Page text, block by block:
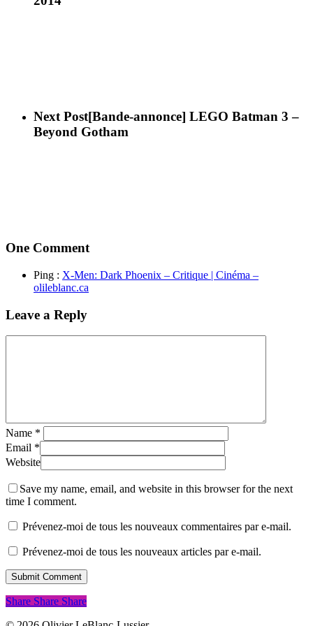
Next Post[Bande-annonce] LEGO Batman 3 –
Beyond Gotham
One Comment
Ping : X-Men: Dark Phoenix – Critique | Cinéma –
olileblanc.ca
Leave a Reply
Name *
Email *
Website
Save my name, email, and website in this browser for the next
time I comment.
Prévenez-moi de tous les nouveaux commentaires par e-mail.
Prévenez-moi de tous les nouveaux articles par e-mail.
Share
Share Share Share